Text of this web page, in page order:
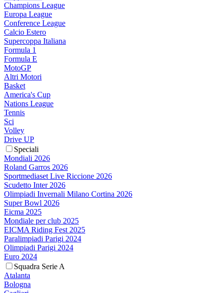
Champions League
Europa League
Conference League
Calcio Estero
Supercoppa Italiana
Formula 1
Formula E
MotoGP
Altri Motori
Basket
America's Cup
Nations League
Tennis
Sci
Volley
Drive UP
Speciali
Mondiali 2026
Roland Garros 2026
Sportmediaset Live Riccione 2026
Scudetto Inter 2026
Olimpiadi Invernali Milano Cortina 2026
Super Bowl 2026
Eicma 2025
Mondiale per club 2025
EICMA Riding Fest 2025
Paralimpiadi Parigi 2024
Olimpiadi Parigi 2024
Euro 2024
Squadra Serie A
Atalanta
Bologna